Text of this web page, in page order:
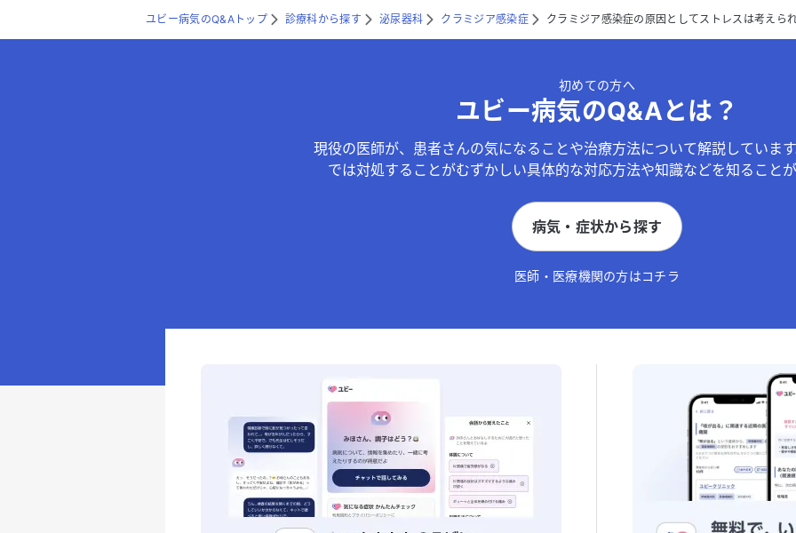
ユビー病気のQ&Aトップ 診療科から探す 泌尿器科 クラミジア感染症 クラミジア感染症の原因としてストレスは考えら
初めての方へ
ユビー病気のQ&Aとは？
現役の医師が、患者さんの気になることや治療方法について解説していま
では対処することがむずかしい具体的な対応方法や知識などを知ることが
病気・症状から探す
医師・医療機関の方はコチラ